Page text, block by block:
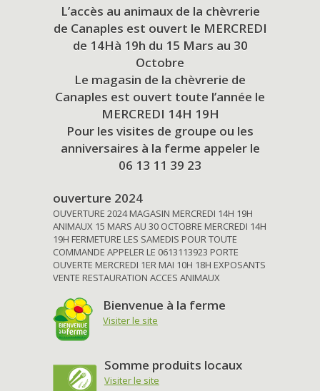
L’accès au animaux de la chèvrerie
de Canaples est ouvert le MERCREDI
de 14Hà 19h du 15 Mars au 30
Octobre
Le magasin de la chèvrerie de
Canaples est ouvert toute l’année le
MERCREDI 14H 19H
Pour les visites de groupe ou les
anniversaires à la ferme appeler le
06 13 11 39 23
ouverture 2024
OUVERTURE 2024 MAGASIN MERCREDI 14H 19H
ANIMAUX 15 MARS AU 30 OCTOBRE MERCREDI 14H
19H FERMETURE LES SAMEDIS POUR TOUTE
COMMANDE APPELER LE 0613113923 PORTE
OUVERTE MERCREDI 1ER MAI 10H 18H EXPOSANTS
VENTE RESTAURATION ACCES ANIMAUX
Bienvenue à la ferme
Visiter le site
Somme produits locaux
Visiter le site